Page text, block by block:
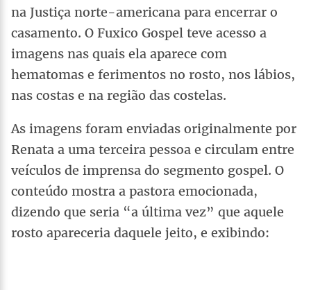
na Justiça norte-americana para encerrar o
casamento. O Fuxico Gospel teve acesso a
imagens nas quais ela aparece com
hematomas e ferimentos no rosto, nos lábios,
nas costas e na região das costelas.
As imagens foram enviadas originalmente por
Renata a uma terceira pessoa e circulam entre
veículos de imprensa do segmento gospel. O
conteúdo mostra a pastora emocionada,
dizendo que seria “a última vez” que aquele
rosto apareceria daquele jeito, e exibindo: